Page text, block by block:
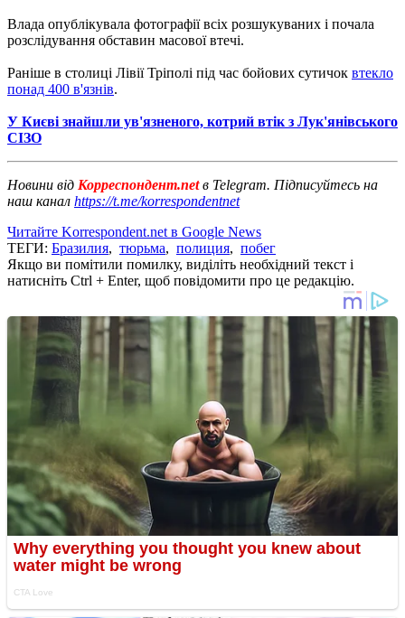
Влада опублікувала фотографії всіх розшукуваних і почала
розслідування обставин масової втечі.
Раніше в столиці Лівії Тріполі під час бойових сутичок втекло
понад 400 в'язнів.
У Києві знайшли ув'язненого, котрий втік з Лук'янівського
СІЗО
Новини від Корреспондент.netв Telegram. Підписуйтесь на
наш канал https://t.me/korrespondentnet
Читайте Korrespondent.net в Google News
ТЕГИ: Бразилия, тюрьма, полиция, побег
Якщо ви помітили помилку, виділіть необхідний текст і
натисніть Ctrl + Enter, щоб повідомити про це редакцію.